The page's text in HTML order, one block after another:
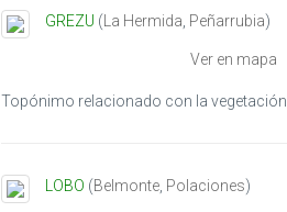
GREZU ( La Hermida Peñarrubia)
Ver en mapa
Topónimo relacionado con la vegetación
LOBO (Belmonte, Polaciones)